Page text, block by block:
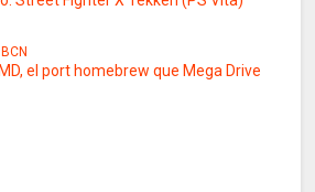
el port homebrew que Mega Drive